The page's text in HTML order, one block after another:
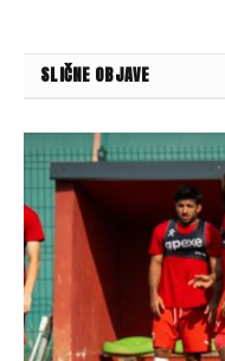
SLIČNE OBJAVE